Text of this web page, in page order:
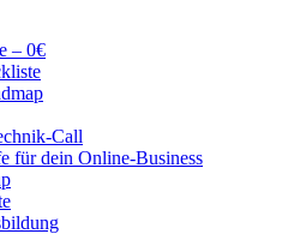
– 0€
Call
für dein Online-Business